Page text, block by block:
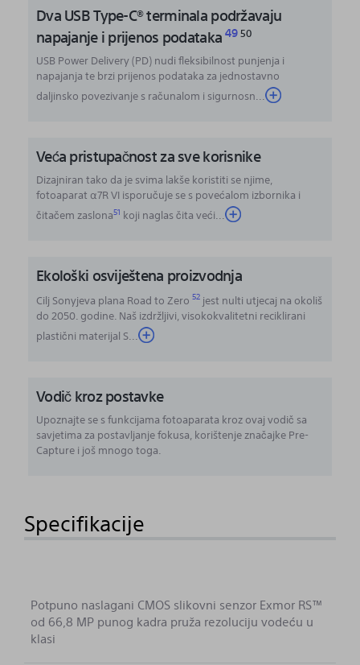
Dva USB Type-C® terminala podržavaju
napajanje i prijenos podataka4950
USB Power Delivery (PD) nudi fleksibilnost punjenja i
napajanja te brzi prijenos podataka za jednostavno
daljinsko povezivanje s računalom i sigurnosn...
Veća pristupačnost za sve korisnike
Dizajniran tako da je svima lakše koristiti se njime,
fotoaparat α7R VI isporučuje se s povećalom izbornika i
čitačem zaslona51 koji naglas čita veći...
Ekološki osviještena proizvodnja
Cilj Sonyjeva plana Road to Zero52jest nulti utjecaj na okoliš
do 2050. godine. Naš izdržljivi, visokokvalitetni reciklirani
plastični materijal S...
Vodič kroz postavke
Upoznajte se s funkcijama fotoaparata kroz ovaj vodič sa
savjetima za postavljanje fokusa, korištenje značajke Pre-
Capture i još mnogo toga.
Specifikacije
Potpuno naslagani CMOS slikovni senzor Exmor RS™
od 66,8 MP punog kadra pruža rezoluciju vodeću u
klasi